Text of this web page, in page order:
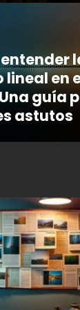
en
guía
astutos